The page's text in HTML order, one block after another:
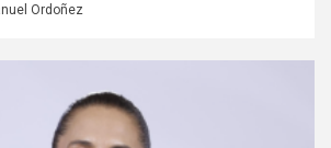
Ordoñez